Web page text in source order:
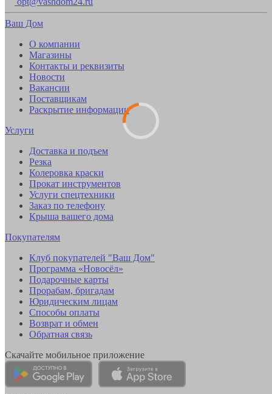
Ваш Дом
О компании
Магазины
Контакты и реквизиты
Новости
Вакансии
Поставщикам
Раскрытие информации
Услуги
Доставка и подъем
Резка
Колеровка краски
Прокат инструментов
Услуги спецтехники
Заказ по телефону
Крыша вашего дома
Покупателям
Клуб покупателей "Ваш Дом"
Программа «Новосёл»
Подарочные карты
Прорабам, бригадам
Юридическим лицам
Способы оплаты
Возврат и обмен
Обратная связь
Скачайте мобильное приложение